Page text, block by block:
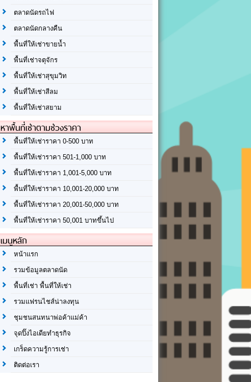
ตลาดนัดรถไฟ
ตลาดนัดกลางคืน
พื้นที่ให้เช่าขายน้ำ
พื้นที่เช่าจตุจักร
พื้นที่ให้เช่าสุขุมวิท
พื้นที่ให้เช่าสีลม
พื้นที่ให้เช่าสยาม
หาพื้นที่เช่าตามช่วงราคา
พื้นที่ให้เช่าราคา 0-500 บาท
พื้นที่ให้เช่าราคา 501-1,000 บาท
พื้นที่ให้เช่าราคา 1,001-5,000 บาท
พื้นที่ให้เช่าราคา 10,001-20,000 บาท
พื้นที่ให้เช่าราคา 20,001-50,000 บาท
พื้นที่ให้เช่าราคา 50,001 บาทขึ้นไป
เมนูหลัก
หน้าแรก
รวมข้อมูลตลาดนัด
พื้นที่เช่า พื้นที่ให้เช่า
รวมแฟรนไชส์น่าลงทุน
ชุมชนสนทนาพ่อค้าแม่ค้า
จุดปิ๊งไอเดียทำธุรกิจ
เกร็ดความรู้การเช่า
ติดต่อเรา